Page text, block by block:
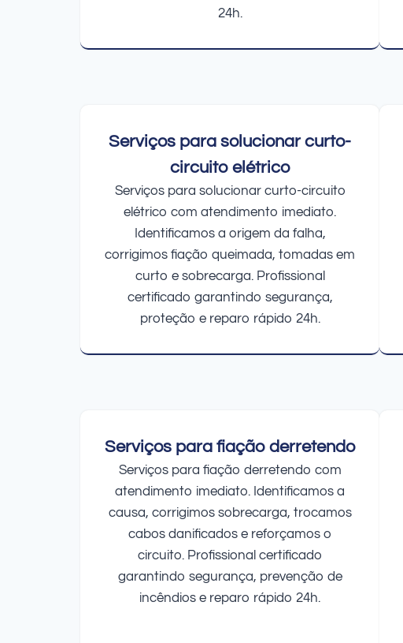
24h.
Serviços para solucionar curto-
circuito elétrico
Serviços para solucionar curto-circuito
elétrico com atendimento imediato.
Identificamos a origem da falha,
corrigimos fiação queimada, tomadas em
curto e sobrecarga. Profissional
certificado garantindo segurança,
proteção e reparo rápido 24h.
Serviços para fiação derretendo
Serviços para fiação derretendo com
atendimento imediato. Identificamos a
causa, corrigimos sobrecarga, trocamos
cabos danificados e reforçamos o
circuito. Profissional certificado
garantindo segurança, prevenção de
incêndios e reparo rápido 24h.